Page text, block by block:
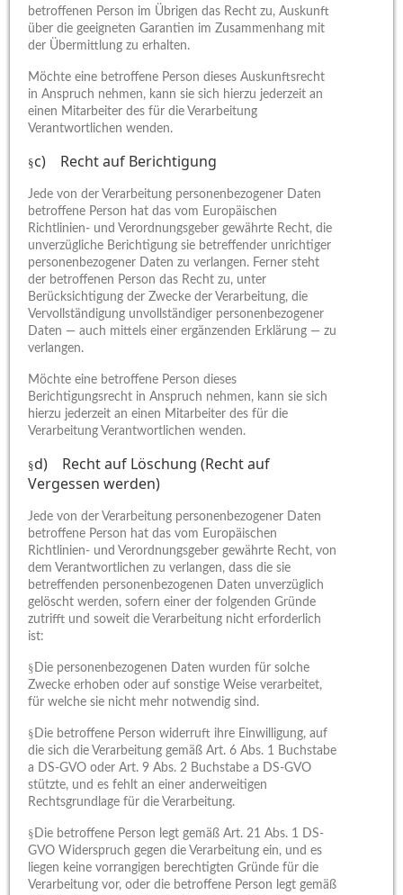
betroffenen Person im Übrigen das Recht zu, Auskunft
über die geeigneten Garantien im Zusammenhang mit
der Übermittlung zu erhalten.
Möchte eine betroffene Person dieses Auskunftsrecht
in Anspruch nehmen, kann sie sich hierzu jederzeit an
einen Mitarbeiter des für die Verarbeitung
Verantwortlichen wenden.
§c) Recht auf Berichtigung
Jede von der Verarbeitung personenbezogener Daten
betroffene Person hat das vom Europäischen
Richtlinien- und Verordnungsgeber gewährte Recht, die
unverzügliche Berichtigung sie betreffender unrichtiger
personenbezogener Daten zu verlangen. Ferner steht
der betroffenen Person das Recht zu, unter
Berücksichtigung der Zwecke der Verarbeitung, die
Vervollständigung unvollständiger personenbezogener
Daten — auch mittels einer ergänzenden Erklärung — zu
verlangen.
Möchte eine betroffene Person dieses
Berichtigungsrecht in Anspruch nehmen, kann sie sich
hierzu jederzeit an einen Mitarbeiter des für die
Verarbeitung Verantwortlichen wenden.
§d) Recht auf Löschung (Recht auf
Vergessen werden)
Jede von der Verarbeitung personenbezogener Daten
betroffene Person hat das vom Europäischen
Richtlinien- und Verordnungsgeber gewährte Recht, von
dem Verantwortlichen zu verlangen, dass die sie
betreffenden personenbezogenen Daten unverzüglich
gelöscht werden, sofern einer der folgenden Gründe
zutrifft und soweit die Verarbeitung nicht erforderlich
ist:
§ Die personenbezogenen Daten wurden für solche
Zwecke erhoben oder auf sonstige Weise verarbeitet,
für welche sie nicht mehr notwendig sind.
§ Die betroffene Person widerruft ihre Einwilligung, auf
die sich die Verarbeitung gemäß Art. 6 Abs. 1 Buchstabe
a DS-GVO oder Art. 9 Abs. 2 Buchstabe a DS-GVO
stützte, und es fehlt an einer anderweitigen
Rechtsgrundlage für die Verarbeitung.
§ Die betroffene Person legt gemäß Art. 21 Abs. 1 DS-
GVO Widerspruch gegen die Verarbeitung ein, und es
liegen keine vorrangigen berechtigten Gründe für die
Verarbeitung vor, oder die betroffene Person legt gemäß